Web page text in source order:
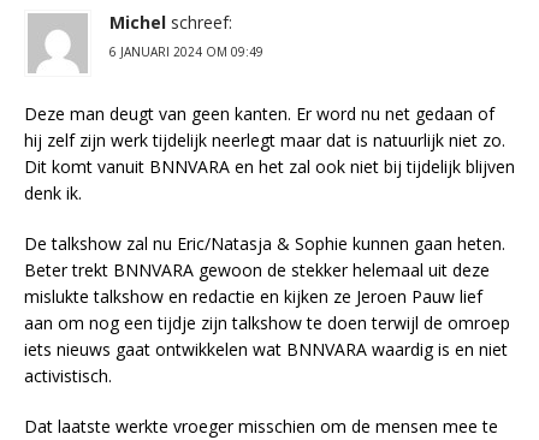
Michel schreef:
6 JANUARI 2024 OM 09:49
Deze man deugt van geen kanten. Er word nu net gedaan of
hij zelf zijn werk tijdelijk neerlegt maar dat is natuurlijk niet zo.
Dit komt vanuit BNNVARA en het zal ook niet bij tijdelijk blijven
denk ik.
De talkshow zal nu Eric/Natasja & Sophie kunnen gaan heten.
Beter trekt BNNVARA gewoon de stekker helemaal uit deze
mislukte talkshow en redactie en kijken ze Jeroen Pauw lief
aan om nog een tijdje zijn talkshow te doen terwijl de omroep
iets nieuws gaat ontwikkelen wat BNNVARA waardig is en niet
activistisch.
Dat laatste werkte vroeger misschien om de mensen mee te